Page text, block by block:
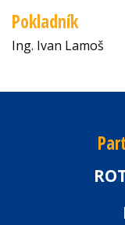
Pokladník
Ing. Ivan Lamoš